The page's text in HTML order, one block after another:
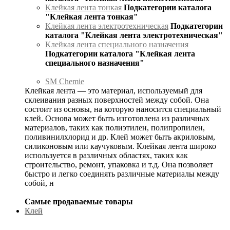
Клейкая лента тонкая Подкатегории каталога
"Клейкая лента тонкая"
Клейкая лента электротехническая Подкатегории
каталога "Клейкая лента электротехническая"
Клейкая лента специального назначения
Подкатегории каталога "Клейкая лента
специального назначения"
SM Chemie
Клейкая лента — это материал, используемый для
склеивания разных поверхностей между собой. Она
состоит из основы, на которую наносится специальный
клей. Основа может быть изготовлена из различных
материалов, таких как полиэтилен, полипропилен,
поливинилхлорид и др. Клей может быть акриловым,
силиконовым или каучуковым. Клейкая лента широко
используется в различных областях, таких как
строительство, ремонт, упаковка и т.д. Она позволяет
быстро и легко соединять различные материалы между
собой, н
Самые продаваемые товары
Клей